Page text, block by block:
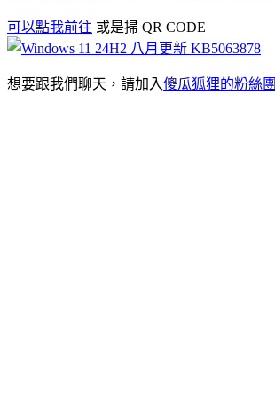
可以點我前往 或是掃 QR CODE
想要跟我們聊天，請加入傻瓜狐狸的粉絲團